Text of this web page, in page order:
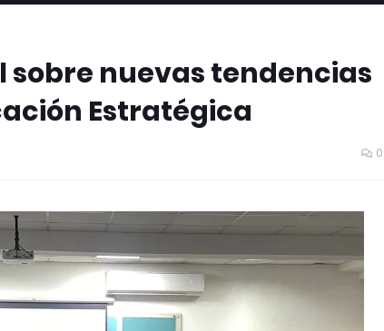
sobre nuevas tendencias
Estratégica
0